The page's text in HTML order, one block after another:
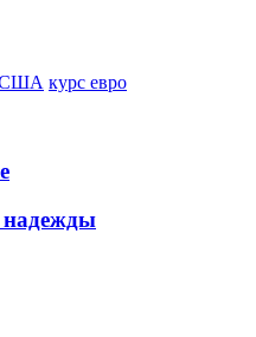
США курс евро